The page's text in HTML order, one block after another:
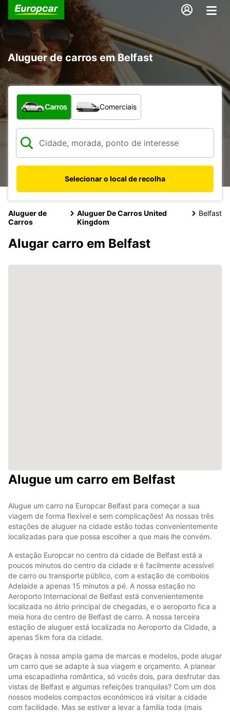
Aluguer de carros em Belfast
Que tipo de veículo pretende?
Carros Comerciais
Selecionar o local de recolha
Aluguer de
Carros
Aluguer De Carros United
Kingdom
Belfast
Alugar carro em Belfast
Alugue um carro em Belfast
Alugue um carro na Europcar Belfast para começar a sua
viagem de forma flexível e sem complicações! As nossas três
estações de aluguer na cidade estão todas convenientemente
localizadas para que possa escolher a que mais lhe convém.
A estação Europcar no centro da cidade de Belfast está a
poucos minutos do centro da cidade e é facilmente acessível
de carro ou transporte público, com a estação de comboios
Adelaide a apenas 15 minutos a pé. A nossa estação no
Aeroporto Internacional de Belfast está convenientemente
localizada no átrio principal de chegadas, e o aeroporto fica a
meia hora do centro de Belfast de carro. A nossa terceira
estação de aluguer está localizada no Aeroporto da Cidade, a
apenas 5km fora da cidade.
Graças à nossa ampla gama de marcas e modelos, pode alugar
um carro que se adapte à sua viagem e orçamento. A planear
uma escapadinha romântica, só vocês dois, para desfrutar das
vistas de Belfast e algumas refeições tranquilas? Com um dos
nossos modelos compactos económicos irá visitar a cidade
com facilidade. Mas se estiver a levar a família toda (mais